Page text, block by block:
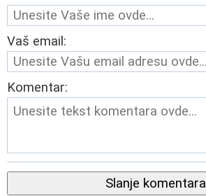
Vaš email:
Komentar:
Slanje komentara